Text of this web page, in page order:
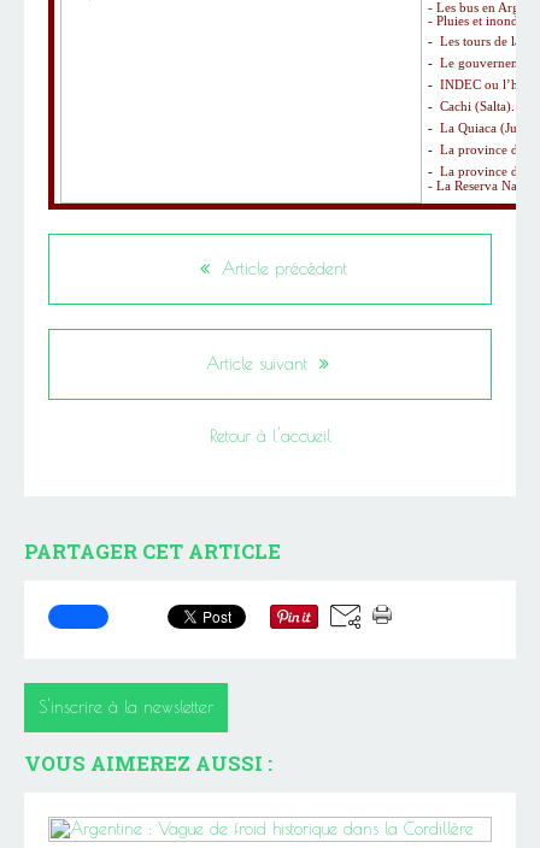
- Les bus en
- Pluies et
- Les tours de la
- Le
- INDEC ou
- Cachi (Salta).
- La Quiaca (Jujuy)
- La province de
- La province de
- La Reserva
Article précédent
Article suivant
Retour à l'accueil
PARTAGER CET ARTICLE
S'inscrire à la newsletter
VOUS AIMEREZ AUSSI :